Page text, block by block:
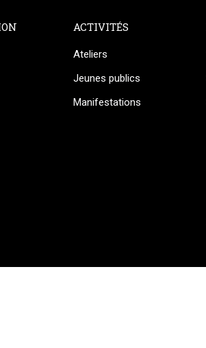
ACTIVITÉS
Ateliers
Jeunes publics
Manifestations